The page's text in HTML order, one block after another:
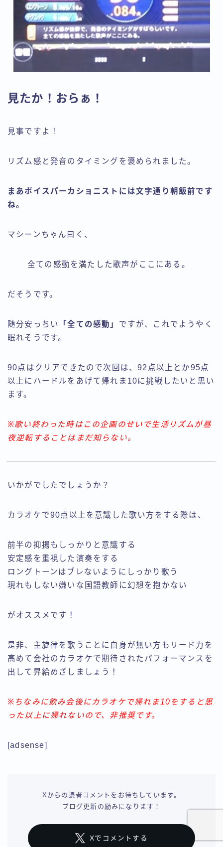
見たか！おらぁ！
見事ですよ！
リズム感と発音のタイミングを褒められました。
まあボイスパーカショニストには文字通り朝飯前です
ね。
マシーンちゃん曰く、
全ての感動を満たした歌声がここにある。
だそうです。
随分安っちい 「全ての感動」 ですが、これでようやく
眠れそうです。
90点はクリアできたので次回は、92点以上とか95点
以上にハードルをあげて帰れま10に挑戦したいと思い
ます。
※歌い終わった時はこの企画のせいで生活リズムが昼
夜逆転することはまだ知らない。
いかがでしたでしょうか？
カラオケで90点以上を意識した歌い方をする際は、
前半の抑揚もしっかりと意識する
安定感を重視した演奏をする
ロングトーンはブレないようにしっかり歌う
現れもしない嫌いな国語教師に幻想を抱かない
がオススメです！
是非、主旋律を歌うことに自身が無い方もリード力を
高めて会社のカラオケで期待されたパフォーマンスを
出して昇給めざしましょう！
※ちなみに飲み会後にカラオケで帰れま10をすると思
った以上に帰れないので、非推奨です。
[adsense]
Xからの読者コメントをお待ちしています。
ブログ更新の励みになります！
Xでコメントする